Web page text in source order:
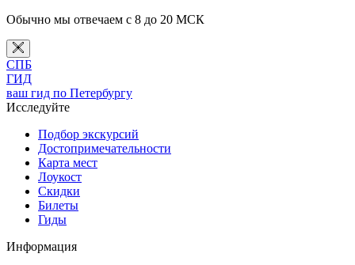
Обычно мы отвечаем с 8 до 20 МСК
СПБ
ГИД
ваш гид по Петербургу
Исследуйте
Подбор экскурсий
Достопримечательности
Карта мест
Лоукост
Скидки
Билеты
Гиды
Информация